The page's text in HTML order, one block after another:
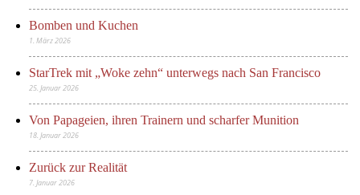
Bomben und Kuchen
1. März 2026
StarTrek mit „Woke zehn“ unterwegs nach San Francisco
25. Januar 2026
Von Papageien, ihren Trainern und scharfer Munition
18. Januar 2026
Zurück zur Realität
7. Januar 2026